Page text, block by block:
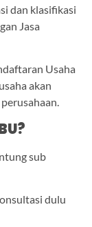
dan klasifikasi
Jasa
Usaha
akan
sub
dulu